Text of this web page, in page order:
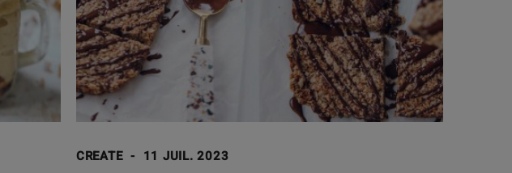
CREATE - 11 JUIL. 2023